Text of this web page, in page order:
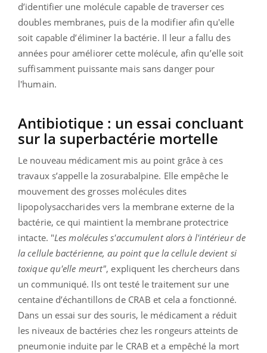
d’identifier une molécule capable de traverser ces
doubles membranes, puis de la modifier afin qu'elle
soit capable d’éliminer la bactérie. Il leur a fallu des
années pour améliorer cette molécule, afin qu’elle soit
suffisamment puissante mais sans danger pour
l'humain.
Antibiotique : un essai concluant
sur la superbactérie mortelle
Le nouveau médicament mis au point grâce à ces
travaux s’appelle la zosurabalpine. Elle empêche le
mouvement des grosses molécules dites
lipopolysaccharides vers la membrane externe de la
bactérie, ce qui maintient la membrane protectrice
intacte. "Les molécules s'accumulent alors à l'intérieur de
la cellule bactérienne, au point que la cellule devient si
toxique qu'elle meurt", expliquent les chercheurs dans
un communiqué. Ils ont testé le traitement sur une
centaine d’échantillons de CRAB et cela a fonctionné.
Dans un essai sur des souris, le médicament a réduit
les niveaux de bactéries chez les rongeurs atteints de
pneumonie induite par le CRAB et a empêché la mort